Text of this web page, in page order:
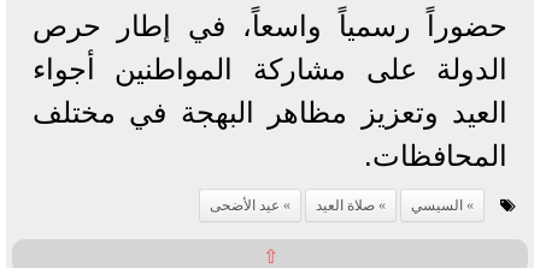
حضوراً رسمياً واسعاً، في إطار حرص
الدولة على مشاركة المواطنين أجواء
العيد وتعزيز مظاهر البهجة في مختلف
المحافظات.
السيسي صلاة العيد عيد الأضحى
⇧